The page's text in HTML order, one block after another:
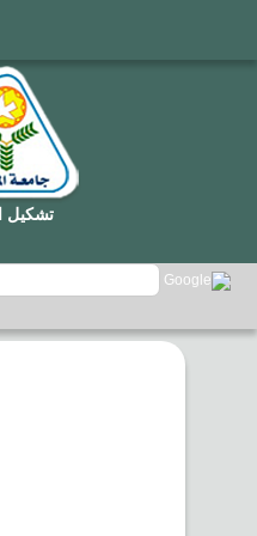
تشكيل